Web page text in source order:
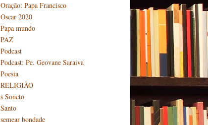
Oração: Papa Francisco
Oscar 2020
Papa mundo
PAZ
Podcast
Podcast: Pe. Geovane Saraiva
Poesia
RELIGIÃO
s Soneto
Santo
semear bondade